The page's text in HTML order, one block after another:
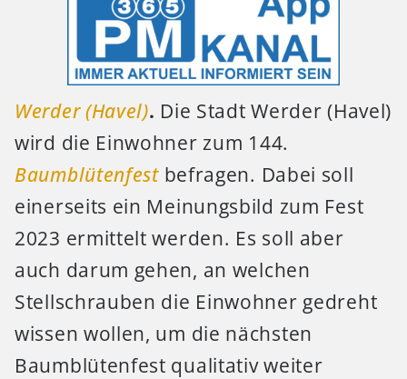
Werder (Havel). Die Stadt Werder (Havel)
wird die Einwohner zum 144.
Baumblütenfestbefragen. Dabei soll
einerseits ein Meinungsbild zum Fest
2023 ermittelt werden. Es soll aber
auch darum gehen, an welchen
Stellschrauben die Einwohner gedreht
wissen wollen, um die nächsten
Baumblütenfest qualitativ weiter